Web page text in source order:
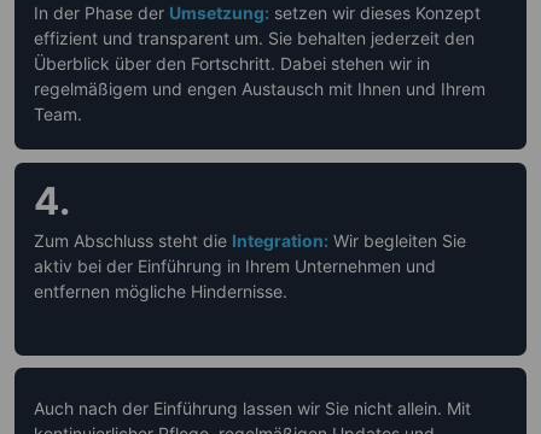
In der Phase der Umsetzung: setzen wir dieses Konzept
effizient und transparent um. Sie behalten jederzeit den
Überblick über den Fortschritt. Dabei stehen wir in
regelmäßigem und engen Austausch mit Ihnen und Ihrem
Team.
4.
Zum Abschluss steht die Integration: Wir begleiten Sie
aktiv bei der Einführung in Ihrem Unternehmen und
entfernen mögliche Hindernisse.
Auch nach der Einführung lassen wir Sie nicht allein. Mit